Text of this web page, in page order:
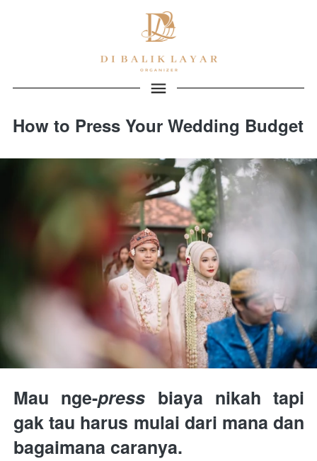
How to Press Your Wedding Budget
Mau nge-press biaya nikah tapi
gak tau harus mulai dari mana dan
bagaimana caranya.